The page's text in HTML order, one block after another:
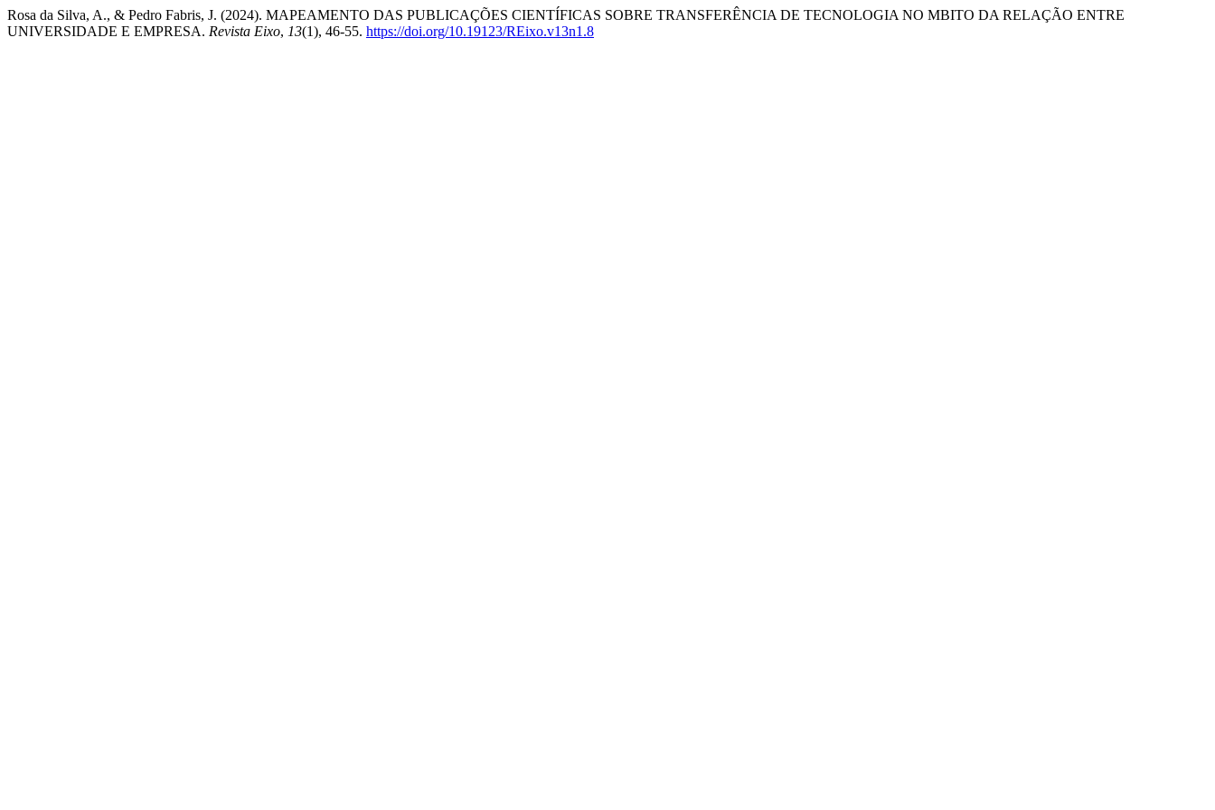
Rosa da Silva, A., & Pedro Fabris, J. (2024). MAPEAMENTO DAS PUBLICAÇÕES CIENTÍFICAS SOBRE TRANSFERÊNCIA DE TECNOLOGIA NO MBITO DA RELAÇÃO ENTRE
UNIVERSIDADE E EMPRESA. Revista Eixo, 13(1), 46-55. https://doi.org/10.19123/REixo.v13n1.8